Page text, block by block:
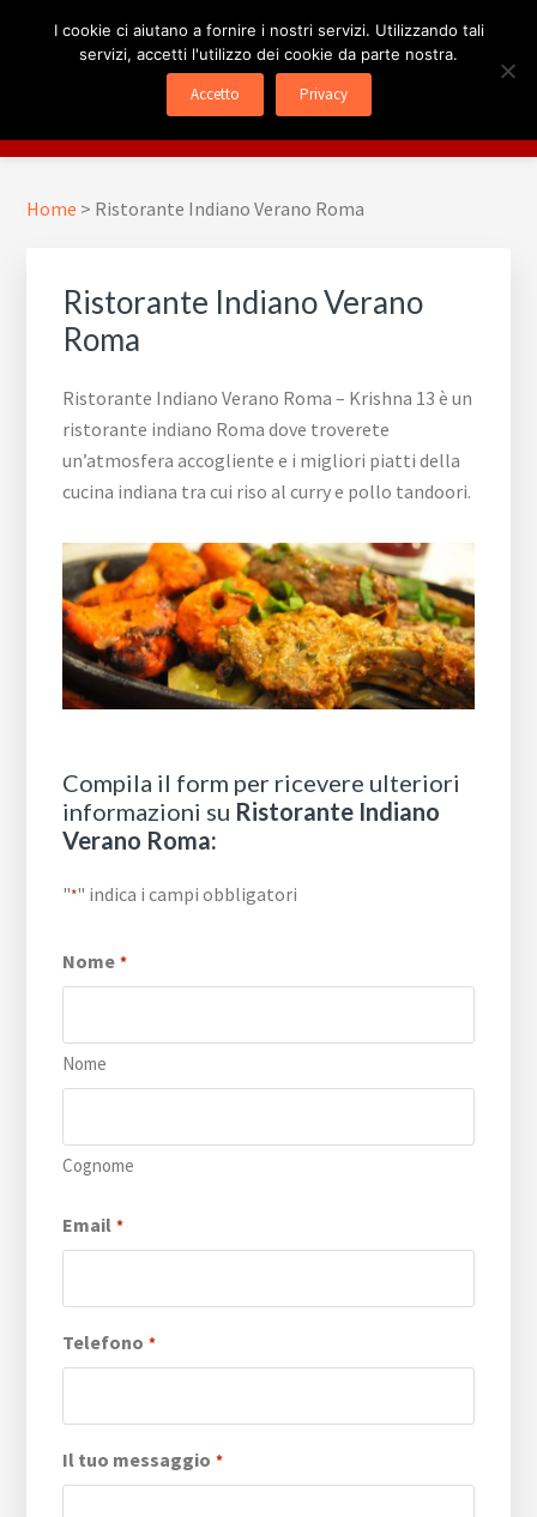
pagina
RISTORANTE INDIANO
ROMA
Menu
Home > Ristorante Indiano Verano Roma
Ristorante Indiano Verano
Roma
Ristorante Indiano Verano Roma – Krishna 13 è un
ristorante indiano Roma dove troverete
un’atmosfera accogliente e i migliori piatti della
cucina indiana tra cui riso al curry e pollo tandoori.
Compila il form per ricevere ulteriori
informazioni su Ristorante Indiano
Verano Roma:
"*" indica i campi obbligatori
Nome *
Nome
Cognome
Email *
Telefono *
Il tuo messaggio *
I cookie ci aiutano a fornire i nostri servizi. Utilizzando tali
servizi, accetti l'utilizzo dei cookie da parte nostra.
Accetto Privacy